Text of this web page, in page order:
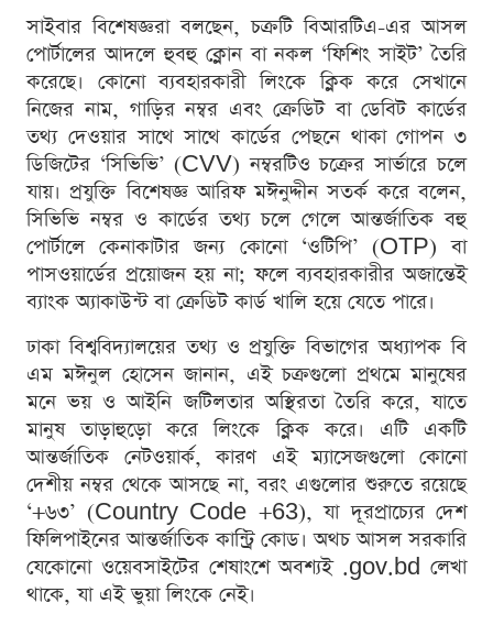
সাইবার বিশেষজ্ঞরা বলছেন, চক্রটি বিআরটিএ-এর আসল
পোর্টালের আদলে হুবহু ক্লোন বা নকল ‘ফিশিং সাইট’ তৈরি
করেছে। কোনো ব্যবহারকারী লিংকে ক্লিক করে সেখানে
নিজের নাম, গাড়ির নম্বর এবং ক্রেডিট বা ডেবিট কার্ডের
তথ্য দেওয়ার সাথে সাথে কার্ডের পেছনে থাকা গোপন ৩
ডিজিটের ‘সিভিভি’ (CVV) নম্বরটিও চক্রের সার্ভারে চলে
যায়। প্রযুক্তি বিশেষজ্ঞ আরিফ মঈনুদ্দীন সতর্ক করে বলেন,
সিভিভি নম্বর ও কার্ডের তথ্য চলে গেলে আন্তর্জাতিক বহু
পোর্টালে কেনাকাটার জন্য কোনো ‘ওটিপি’ (OTP) বা
পাসওয়ার্ডের প্রয়োজন হয় না; ফলে ব্যবহারকারীর অজান্তেই
ব্যাংক অ্যাকাউন্ট বা ক্রেডিট কার্ড খালি হয়ে যেতে পারে।
ঢাকা বিশ্ববিদ্যালয়ের তথ্য ও প্রযুক্তি বিভাগের অধ্যাপক বি
এম মঈনুল হোসেন জানান, এই চক্রগুলো প্রথমে মানুষের
মনে ভয় ও আইনি জটিলতার অস্থিরতা তৈরি করে, যাতে
মানুষ তাড়াহুড়ো করে লিংকে ক্লিক করে। এটি একটি
আন্তর্জাতিক নেটওয়ার্ক, কারণ এই ম্যাসেজগুলো কোনো
দেশীয় নম্বর থেকে আসছে না, বরং এগুলোর শুরুতে রয়েছে
‘+৬৩’ (Country Code +63), যা দূরপ্রাচ্যের দেশ
ফিলিপাইনের আন্তর্জাতিক কান্ট্রি কোড। অথচ আসল সরকারি
যেকোনো ওয়েবসাইটের শেষাংশে অবশ্যই .gov.bd লেখা
থাকে, যা এই ভুয়া লিংকে নেই।